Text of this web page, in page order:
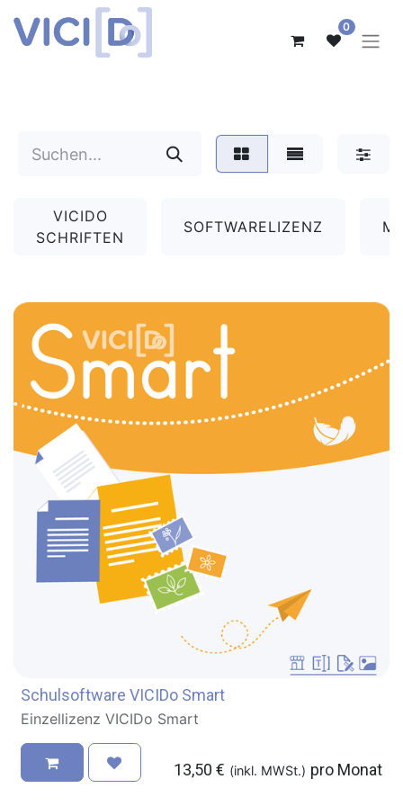
0
VICIDO
SCHRIFTEN
SOFTWARELIZENZ
Schulsoftware VICIDo Smart
Einzellizenz VICIDo Smart
13,50 € (inkl. MWSt.) pro Monat